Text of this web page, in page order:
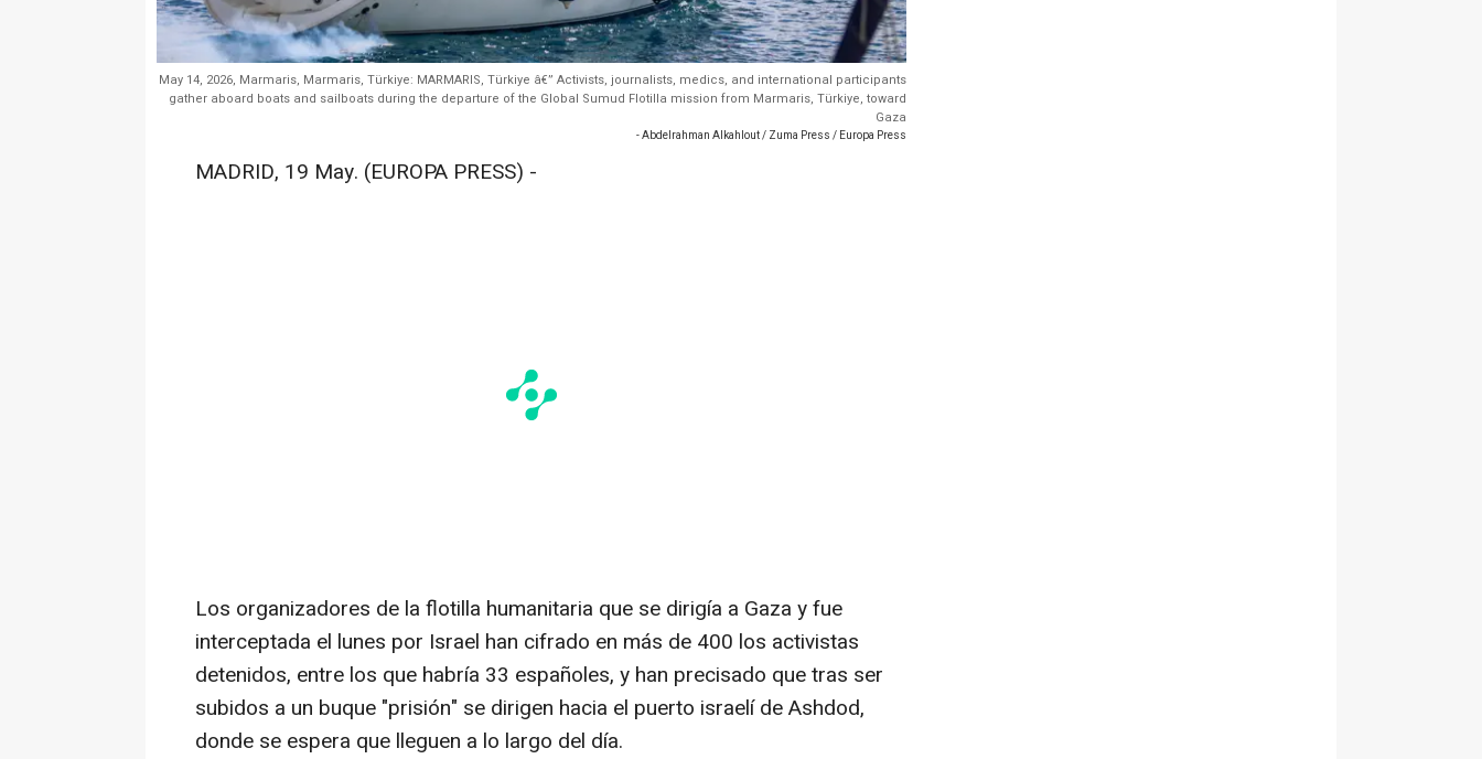
May 14, 2026, Marmaris, Marmaris, Türkiye: MARMARIS, Türkiye â€” Activists, journalists, medics, and international participants
gather aboard boats and sailboats during the departure of the Global Sumud Flotilla mission from Marmaris, Türkiye, toward
Gaza
- Abdelrahman Alkahlout / Zuma Press / Europa Press
MADRID, 19 May. (EUROPA PRESS) -
Los organizadores de la flotilla humanitaria que se dirigía a Gaza y fue
interceptada el lunes por Israel han cifrado en más de 400 los activistas
detenidos, entre los que habría 33 españoles, y han precisado que tras ser
subidos a un buque "prisión" se dirigen hacia el puerto israelí de Ashdod,
donde se espera que lleguen a lo largo del día.